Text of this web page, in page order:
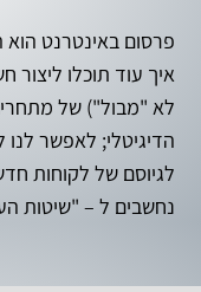
פרסום באינטרנט הוא
איך עוד תוכלו
לא "מבול") של
הדיגיטלי; לאפשר
לגיוסם של לקוחות
נחשבים ל – "שיטות